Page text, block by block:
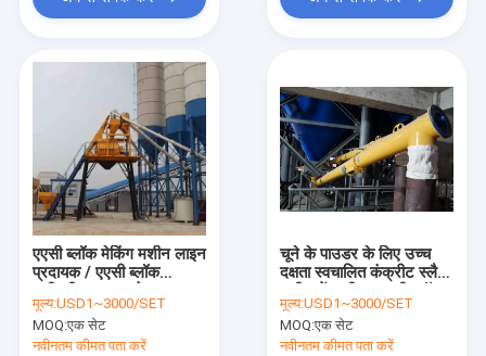
हमारे बारे में
हमसे संपर्क करें
एएसी ब्लॉक मशीन
एएसी ब्लॉक मेकिंग मशीन
एएसी ब्लॉक मेकिंग मशीन लाइन
प्रदायक / एएसी ब्लॉक
मूल्य:USD1~3000/SET
MOQ:एक सेट
नवीनतम कीमत पता करें
चूने के पाउडर के लिए उच्च
दक्षता स्वचालित कंक्रीट स्लैब
प्लांट मशीनरी
मूल्य:USD1~3000/SET
MOQ:एक सेट
नवीनतम कीमत पता करें